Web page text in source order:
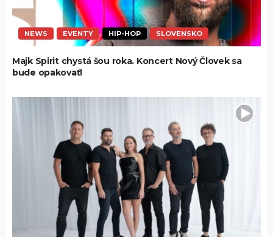
NEWS EVENTY HIP-HOP SLOVENSKO
Majk Spirit chystá šou roka. Koncert Nový Človek sa
bude opakovať!